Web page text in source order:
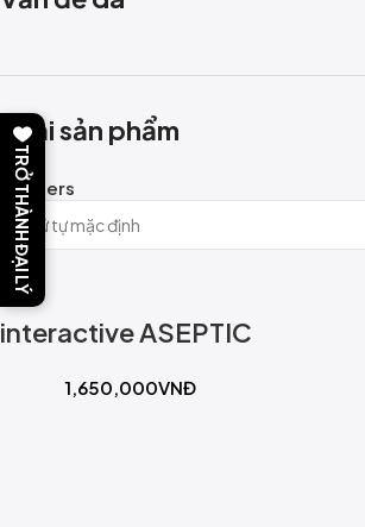
Loại sản phẩm
Filters
interactive ASEPTIC
1,650,000VNĐ
TRỞ THÀNH ĐẠI LÝ